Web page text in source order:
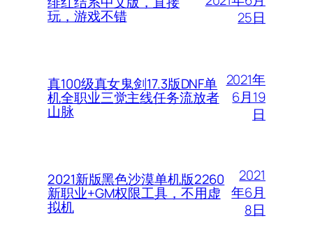
玩，游戏不错
25日
真100级真女鬼剑17.3版DNF单
机全职业三觉主线任务流放者
山脉
2021年
6月19
日
2021新版黑色沙漠单机版2260
新职业+GM权限工具，不用虚
拟机
2021
年6月
8日